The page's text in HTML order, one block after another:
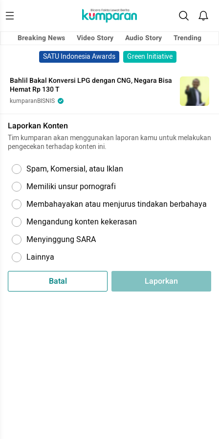
Breaking News Video Story Audio Story
Trending
SATU Indonesia Awards
Green Initiative
Bahlil Bakal Konversi LPG dengan CNG, Negara Bisa
Hemat Rp 130 T
kumparanBISNIS
Laporkan Konten
Tim kumparan akan menggunakan laporan kamu untuk melakukan
pengecekan terhadap konten ini.
Spam, Komersial, atau Iklan
Memiliki unsur pornografi
Membahayakan atau menjurus tindakan berbahaya
Mengandung konten kekerasan
Menyinggung SARA
Lainnya
Batal Laporkan